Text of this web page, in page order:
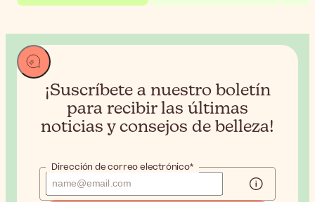
¡Suscríbete a nuestro boletín
para recibir las últimas
noticias y consejos de belleza!
Dirección de correo electrónico*